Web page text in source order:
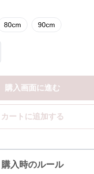
80cm 90cm
購入画面に進む
カートに追加する
購入時のルール